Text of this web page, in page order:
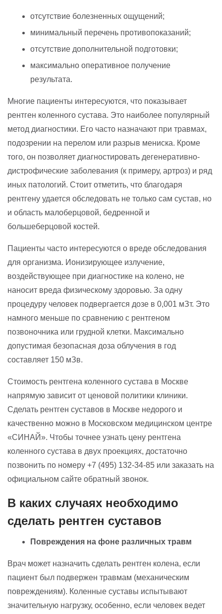
отсутствие болезненных ощущений;
минимальный перечень противопоказаний;
отсутствие дополнительной подготовки;
максимально оперативное получение
результата.
Многие пациенты интересуются, что показывает
рентген коленного сустава. Это наиболее популярный
метод диагностики. Его часто назначают при травмах,
подозрении на перелом или разрыв мениска. Кроме
того, он позволяет диагностировать дегенеративно-
дистрофические заболевания (к примеру, артроз) и ряд
иных патологий. Стоит отметить, что благодаря
рентгену удается обследовать не только сам сустав, но
и область малоберцовой, бедренной и
большеберцовой костей.
Пациенты часто интересуются о вреде обследования
для организма. Ионизирующее излучение,
воздействующее при диагностике на колено, не
наносит вреда физическому здоровью. За одну
процедуру человек подвергается дозе в 0,001 мЗт. Это
намного меньше по сравнению с рентгеном
позвоночника или грудной клетки. Максимально
допустимая безопасная доза облучения в год
составляет 150 мЗв.
Стоимость рентгена коленного сустава в Москве
напрямую зависит от ценовой политики клиники.
Сделать рентген суставов в Москве недорого и
качественно можно в Московском медицинском центре
«СИНАЙ». Чтобы точнее узнать цену рентгена
коленного сустава в двух проекциях, достаточно
позвонить по номеру +7 (495) 132-34-85 или заказать на
официальном сайте обратный звонок.
В каких случаях необходимо
сделать рентген суставов
Повреждения на фоне различных травм
Врач может назначить сделать рентген колена, если
пациент был подвержен травмам (механическим
повреждениям). Коленные суставы испытывают
значительную нагрузку, особенно, если человек ведет